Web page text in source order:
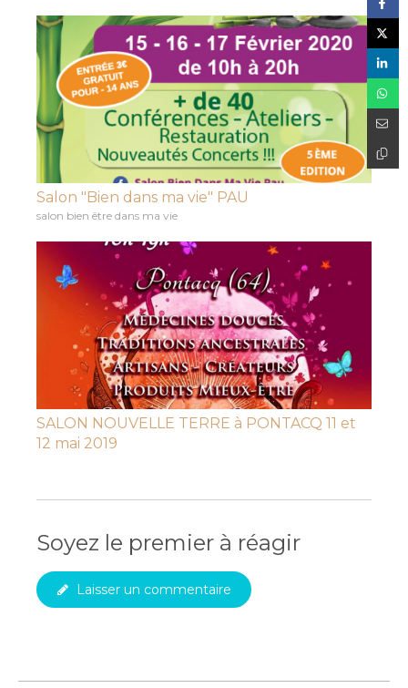
Salon "Bien dans ma vie" PAU
salon bien être dans ma vie
SALON NOUVELLE TERRE à PONTACQ 11 et
12 mai 2019
Soyez le premier à réagir
Laisser un commentaire